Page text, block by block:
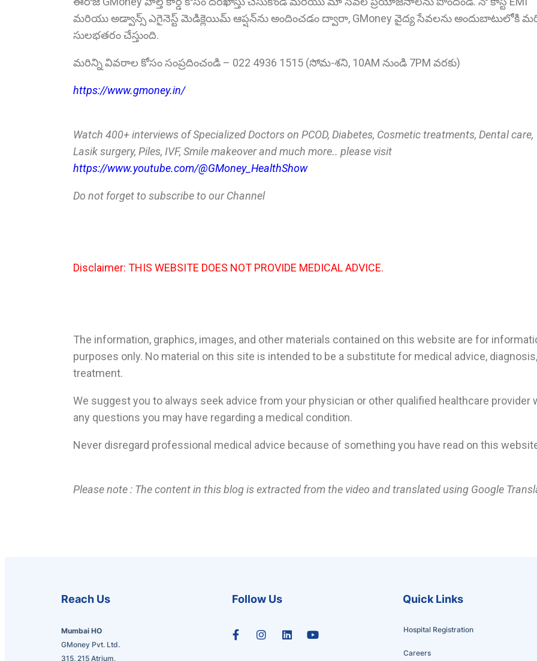
మరియు అడ్వాన్స్ ఎగైనెస్ట్ మెడిక్లెయిమ్ ఆప్షన్‌ను అందించడం ద్వారా, GMoney వైద్య సేవలను అందుబాటులోకి
సులభతరం చేస్తుంది.
మరిన్ని వివరాల కోసం సంప్రదించండి – 022 4936 1515 (సోమ-శని, 10AM నుండి 7PM వరకు)
https://www.gmoney.in/
Watch 400+ interviews of Specialized Doctors on PCOD, Diabetes, Cosmetic treatments, Dental care,
Lasik surgery, Piles, IVF, Smile makeover and much more.. please visit
https://www.youtube.com/@GMoney_HealthShow
Do not forget to subscribe to our Channel
Disclaimer: THIS WEBSITE DOES NOT PROVIDE MEDICAL ADVICE.
The information, graphics, images, and other materials contained on this website are for
purposes only. No material on this site is intended to be a substitute for medical advice,
treatment.
We suggest you to always seek advice from your physician or other qualified healthcare provider
any questions you may have regarding a medical condition.
Never disregard professional medical advice because of something you have read on this
Please note : The content in this blog is extracted from the video and translated using Google
Reach Us
Mumbai HO
GMoney Pvt. Ltd.
315, 215 Atrium,
Follow Us Quick Links
Hospital Registration
Careers